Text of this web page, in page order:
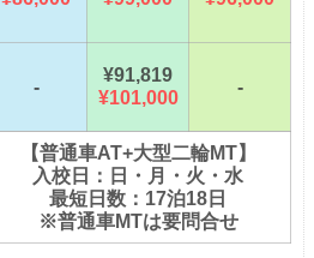
-
¥91,819
¥101,000
-
【普通車AT+大型二輪MT】
入校日：日・月・火・水
最短日数：17泊18日
※普通車MTは要問合せ